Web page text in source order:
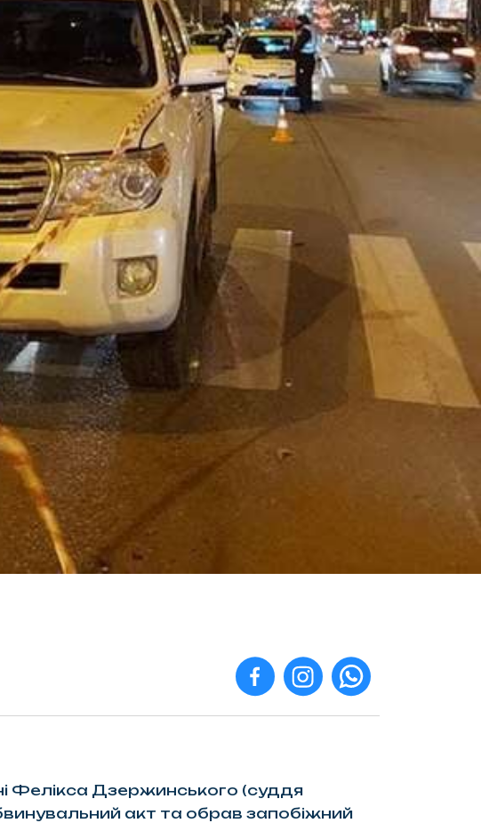
Фелікса Дзержинського (суддя
акт та обрав запобіжний